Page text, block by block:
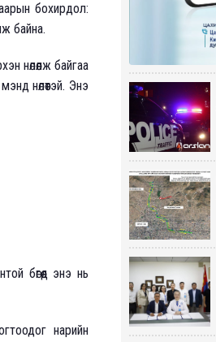
бохирдол:
байна.
нөлөөлж байгаа
нөлөөтэй. Энэ
бөгөөд энэ нь
нарийн